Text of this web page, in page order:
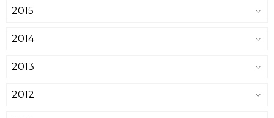
2015
2014
2013
2012